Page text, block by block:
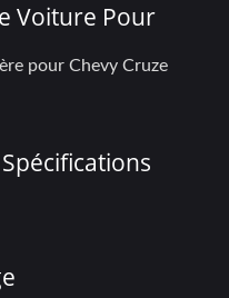
Voiture Pour
pour Chevy Cruze